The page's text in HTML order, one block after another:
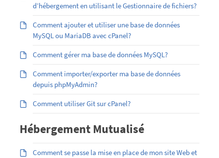
d’hébergement en utilisant le Gestionnaire de fichiers?
Comment ajouter et utiliser une base de données
MySQL ou MariaDB avec cPanel?
Comment gérer ma base de données MySQL?
Comment importer/exporter ma base de données
depuis phpMyAdmin?
Comment utiliser Git sur cPanel?
Hébergement Mutualisé
Comment se passe la mise en place de mon site Web et